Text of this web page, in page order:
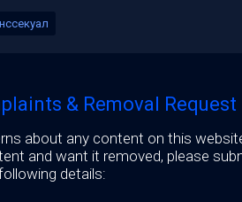
& Removal Request
about any content on this
and want it removed, please
details: